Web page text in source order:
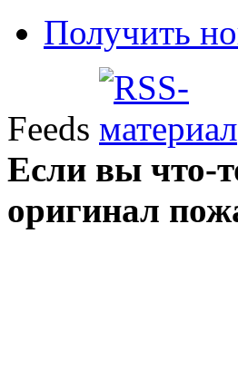
Получить
Feeds
Если вы что-
оригинал